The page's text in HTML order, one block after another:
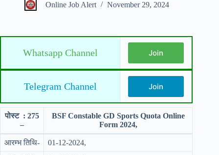
Online Job Alert November 29, 2024
Whatsapp Channel Join
Telegram Channel Join
पोस्ट : 275
–
BSF Constable GD Sports Quota Online
Form 2024,
आरम्भ तिथि- 01-12-2024,